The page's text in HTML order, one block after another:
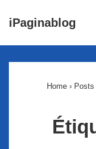
passer
iPaginablog
Home ›